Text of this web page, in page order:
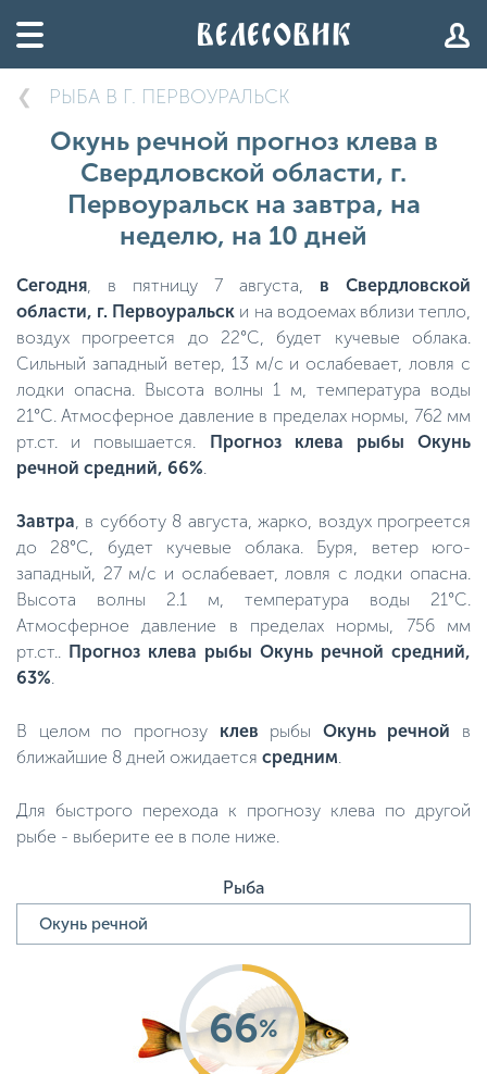
РЫБА В Г. ПЕРВОУРАЛЬСК
Окунь речной прогноз клева в
Свердловской области, г.
Первоуральск на завтра, на
неделю, на 10 дней
Сегодня, в пятницу 7 августа, в Свердловской
области, г. Первоуральск и на водоемах вблизи тепло,
воздух прогреется до 22°C, будет кучевые облака.
Сильный западный ветер, 13 м/с и ослабевает, ловля с
лодки опасна. Высота волны 1 м, температура воды
21°C. Атмосферное давление в пределах нормы, 762 мм
рт.ст. и повышается. Прогноз клева рыбы Окунь
речной средний, 66%.
Завтра, в субботу 8 августа, жарко, воздух прогреется
до 28°C, будет кучевые облака. Буря, ветер юго-
западный, 27 м/с и ослабевает, ловля с лодки опасна.
Высота волны 2.1 м, температура воды 21°C.
Атмосферное давление в пределах нормы, 756 мм
рт.ст.. Прогноз клева рыбы Окунь речной средний,
63%.
В целом по прогнозу клев рыбы Окунь речной в
ближайшие 8 дней ожидается средним.
Для быстрого перехода к прогнозу клева по другой
рыбе - выберите ее в поле ниже.
Рыба
66%